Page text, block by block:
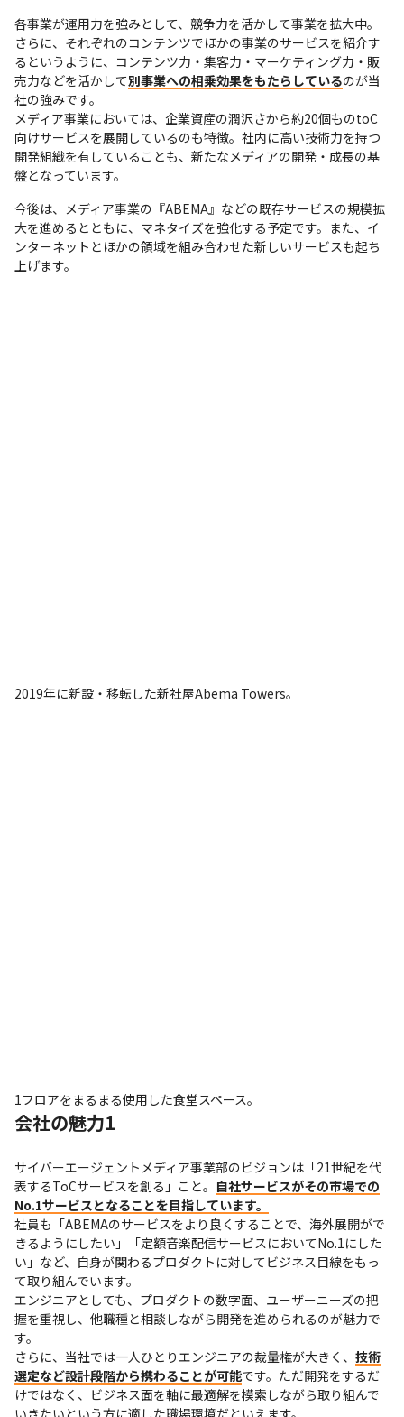
各事業が運用力を強みとして、競争力を活かして事業を拡大中。
さらに、それぞれのコンテンツでほかの事業のサービスを紹介す
るというように、コンテンツ力・集客力・マーケティング力・販
売力などを活かして別事業への相乗効果をもたらしているのが当
社の強みです。
メディア事業においては、企業資産の潤沢さから約20個ものtoC
向けサービスを展開しているのも特徴。社内に高い技術力を持つ
開発組織を有していることも、新たなメディアの開発・成長の基
盤となっています。
今後は、メディア事業の『ABEMA』などの既存サービスの規模拡
大を進めるとともに、マネタイズを強化する予定です。また、イ
ンターネットとほかの領域を組み合わせた新しいサービスも起ち
上げます。
2019年に新設・移転した新社屋Abema Towers。
1フロアをまるまる使用した食堂スペース。
会社の魅力1
サイバーエージェントメディア事業部のビジョンは「21世紀を代
表するToCサービスを創る」こと。 自社サービスがその市場での
No.1サービスとなることを目指しています。
社員も「ABEMAのサービスをより良くすることで、海外展開がで
きるようにしたい」「定額音楽配信サービスにおいてNo.1にした
い」など、自身が関わるプロダクトに対してビジネス目線をもっ
て取り組んでいます。
エンジニアとしても、プロダクトの数字面、ユーザーニーズの把
握を重視し、他職種と相談しながら開発を進められるのが魅力で
す。
さらに、当社では一人ひとりエンジニアの裁量権が大きく、 技術
選定など設計段階から携わることが可能です。ただ開発をするだ
けではなく、ビジネス面を軸に最適解を模索しながら取り組んで
いきたいという方に適した職場環境だといえます。